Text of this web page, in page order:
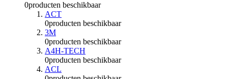
0producten beschikbaar
ACT
0producten beschikbaar
3M
0producten beschikbaar
A4H-TECH
0producten beschikbaar
ACL